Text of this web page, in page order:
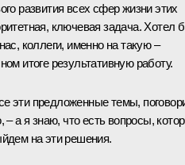
развития всех сфер жизни этих
ключевая задача. Хотел
коллеги, именно на такую –
итоге результативную работу.
эти предложенные темы,
а я знаю, что есть вопросы,
на эти решения.